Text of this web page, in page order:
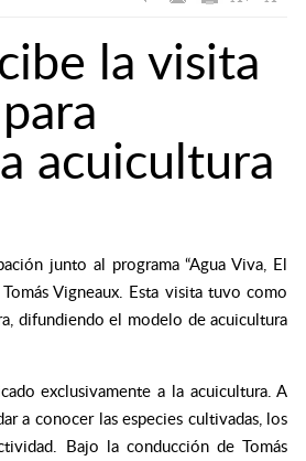
la visita
acuicultura
junto al programa “Agua Viva, El
Vigneaux. Esta visita tuvo como
difundiendo el modelo de acuicultura
exclusivamente a la acuicultura. A
a conocer las especies cultivadas, los
Bajo la conducción de Tomás